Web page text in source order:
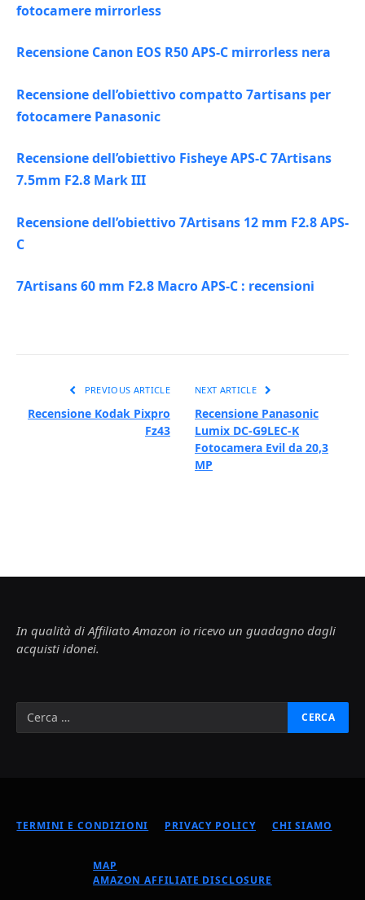
fotocamere mirrorless
Recensione Canon EOS R50 APS-C mirrorless nera
Recensione dell’obiettivo compatto 7artisans per
fotocamere Panasonic
Recensione dell’obiettivo Fisheye APS-C 7Artisans
7.5mm F2.8 Mark III
Recensione dell’obiettivo 7Artisans 12 mm F2.8 APS-
C
7Artisans 60 mm F2.8 Macro APS-C : recensioni
PREVIOUS ARTICLE
Recensione Kodak Pixpro
Fz43
NEXT ARTICLE
Recensione Panasonic
Lumix DC-G9LEC-K
Fotocamera Evil da 20,3
MP
In qualità di Affiliato Amazon io ricevo un guadagno dagli
acquisti idonei.
TERMINI E CONDIZIONI PRIVACY POLICY CHI SIAMO
MAP
AMAZON AFFILIATE DISCLOSURE